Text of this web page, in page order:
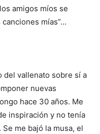
amigos míos se
mías”…
del vallenato sobre sí a
nuevas
hace 30 años. Me
inspiración y no tenía
me bajó la musa, el